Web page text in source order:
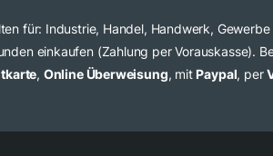
für: Industrie, Handel, Handwerk,
einkaufen (Zahlung per Vorauskasse).
, Online Überweisung, mit Paypal, per